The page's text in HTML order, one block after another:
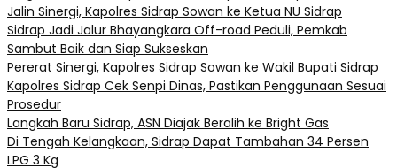
Jalin Sinergi, Kapolres Sidrap Sowan ke Ketua NU Sidrap
Sidrap Jadi Jalur Bhayangkara Off-road Peduli, Pemkab
Sambut Baik dan Siap Sukseskan
Pererat Sinergi, Kapolres Sidrap Sowan ke Wakil Bupati Sidrap
Kapolres Sidrap Cek Senpi Dinas, Pastikan Penggunaan Sesuai
Prosedur
Langkah Baru Sidrap, ASN Diajak Beralih ke Bright Gas
Di Tengah Kelangkaan, Sidrap Dapat Tambahan 34 Persen
LPG 3 Kg